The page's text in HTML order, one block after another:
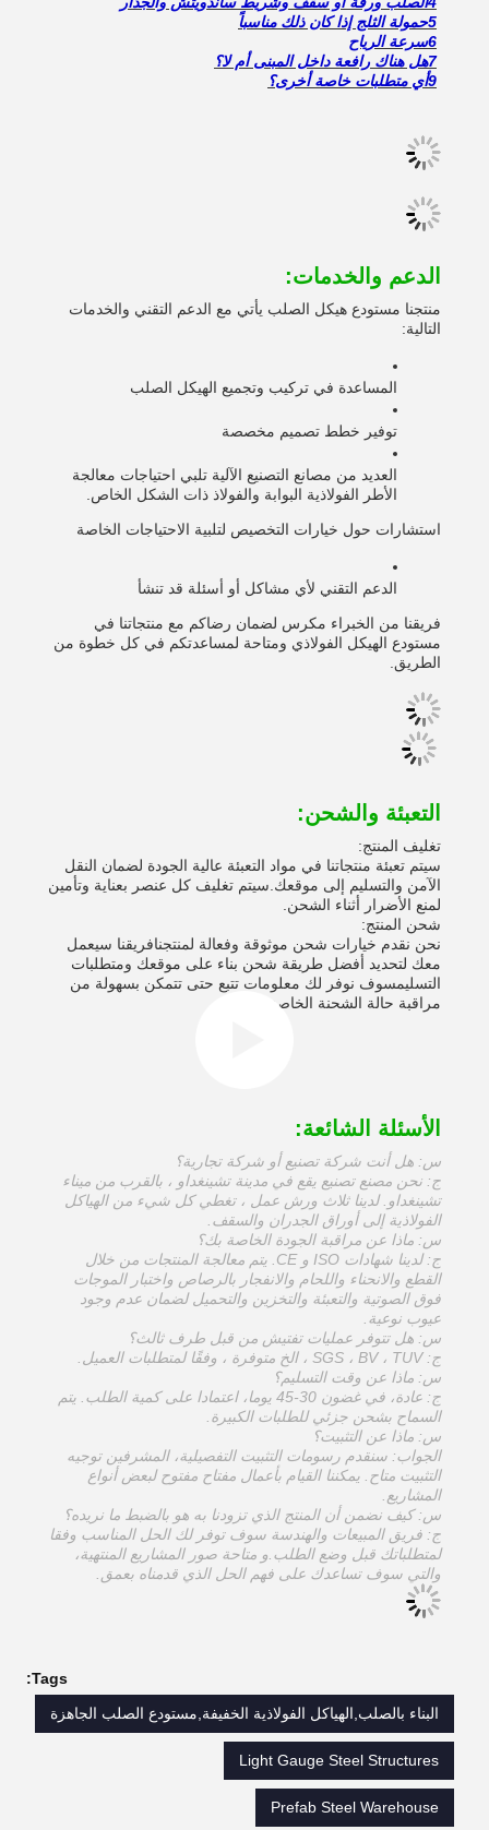
5حمولة الثلج إذا كان ذلك مناسباً
6سرعة الرياح
7هل هناك رافعة داخل المبنى أم لا؟
9أي متطلبات خاصة أخرى؟
الدعم والخدمات:
منتجنا مستودع هيكل الصلب يأتي مع الدعم التقني والخدمات
التالية:
المساعدة في تركيب وتجميع الهيكل الصلب
توفير خطط تصميم مخصصة
العديد من مصانع التصنيع الآلية تلبي احتياجات معالجة
الأطر الفولاذية البوابة والفولاذ ذات الشكل الخاص.
استشارات حول خيارات التخصيص لتلبية الاحتياجات الخاصة
الدعم التقني لأي مشاكل أو أسئلة قد تنشأ
فريقنا من الخبراء مكرس لضمان رضاكم مع منتجاتنا في
مستودع الهيكل الفولاذي ومتاحة لمساعدتكم في كل خطوة من
الطريق.
التعبئة والشحن:
تغليف المنتج:
سيتم تعبئة منتجاتنا في مواد التعبئة عالية الجودة لضمان النقل
الآمن والتسليم إلى موقعك.سيتم تغليف كل عنصر بعناية وتأمين
لمنع الأضرار أثناء الشحن.
شحن المنتج:
نحن نقدم خيارات شحن موثوقة وفعالة لمنتجنافريقنا سيعمل
معك لتحديد أفضل طريقة شحن بناء على موقعك ومتطلبات
التسليمسوف نوفر لك معلومات تتبع حتى تتمكن بسهولة من
مراقبة حالة الشحنة الخاصة بك.
الأسئلة الشائعة:
س: هل أنت شركة تصنيع أو شركة تجارية؟
ج: نحن مصنع تصنيع يقع في مدينة تشينغداو ، بالقرب من ميناء
تشينغداو. لدينا ثلاث ورش عمل ، تغطي كل شيء من الهياكل
الفولاذية إلى أوراق الجدران والسقف.
س: ماذا عن مراقبة الجودة الخاصة بك؟
ج: لدينا شهادات ISO و CE. يتم معالجة المنتجات من خلال
القطع والانحناء واللحام والانفجار بالرصاص واختبار الموجات
فوق الصوتية والتعبئة والتخزين والتحميل لضمان عدم وجود
عيوب نوعية.
س: هل تتوفر عمليات تفتيش من قبل طرف ثالث؟
ج: SGS ، BV ، TUV ، الخ متوفرة ، وفقًا لمتطلبات العميل.
س: ماذا عن وقت التسليم؟
ج: عادة، في غضون 30-45 يوما، اعتمادا على كمية الطلب. يتم
السماح بشحن جزئي للطلبات الكبيرة.
س: ماذا عن التثبيت؟
الجواب: سنقدم رسومات التثبيت التفصيلية، المشرفين توجيه
التثبيت متاح. يمكننا القيام بأعمال مفتاح مفتوح لبعض أنواع
المشاريع.
س: كيف نضمن أن المنتج الذي تزودنا به هو بالضبط ما نريده؟
ج: فريق المبيعات والهندسة سوف توفر لك الحل المناسب وفقا
لمتطلباتك قبل وضع الطلب.و متاحة صور المشاريع المنتهية،
والتي سوف تساعدك على فهم الحل الذي قدمناه بعمق.
Tags:
البناء بالصلب,الهياكل الفولاذية الخفيفة,مستودع الصلب الجاهزة
Light Gauge Steel Structures
Prefab Steel Warehouse